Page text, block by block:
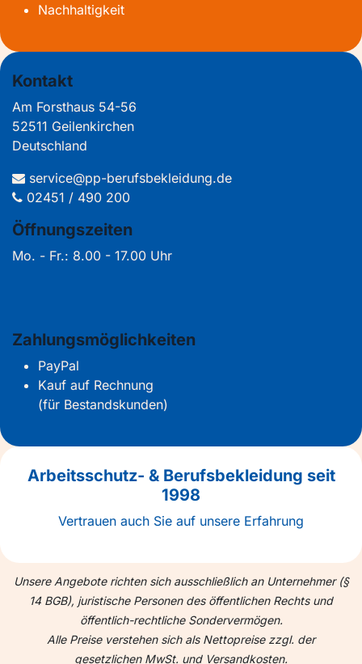
Nachhaltigkeit
Kontakt
Am Forsthaus 54-56
52511 Geilenkirchen
Deutschland
service@pp-berufsbekleidung.de
02451 / 490 200
Öffnungszeiten
Mo. - Fr.: 8.00 - 17.00 Uhr
Zahlungsmöglichkeiten
PayPal
Kauf auf Rechnung
(für Bestandskunden)
Arbeitsschutz- & Berufsbekleidung seit
1998
Vertrauen auch Sie auf unsere Erfahrung
Unsere Angebote richten sich ausschließlich an Unternehmer (§
14 BGB), juristische Personen des öffentlichen Rechts und
öffentlich-rechtliche Sondervermögen.
Alle Preise verstehen sich als Nettopreise zzgl. der
gesetzlichen MwSt. und Versandkosten.